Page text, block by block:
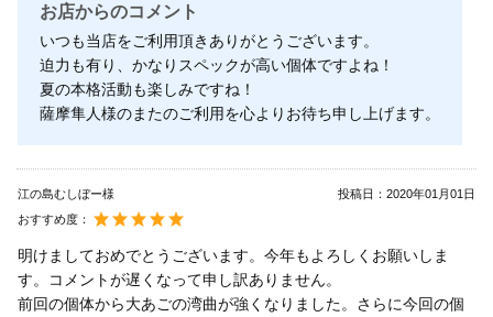
お店からのコメント
いつも当店をご利用頂きありがとうございます。
迫力も有り、かなりスペックが高い個体ですよね！
夏の本格活動も楽しみですね！
薩摩隼人様のまたのご利用を心よりお待ち申し上げます。
江の島むしぼー様 投稿日： 2020年01月01日
おすすめ度：
明けましておめでとうございます。今年もよろしくお願いしま
す。コメントが遅くなって申し訳ありません。
前回の個体から大あごの湾曲が強くなりました。さらに今回の個